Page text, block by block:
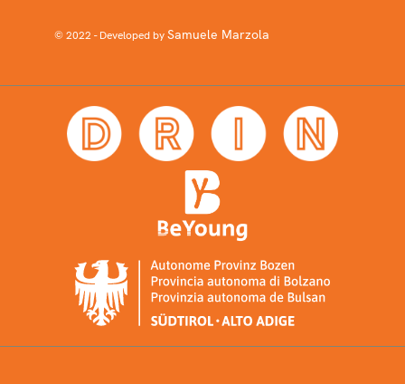
© 2022 - Developed bySamuele Marzola